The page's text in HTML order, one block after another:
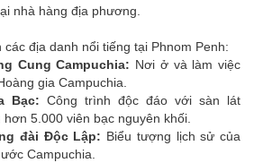
nhà hàng địa phương.
các địa danh nổi tiếng tại Phnom Penh:
Cung Campuchia: Nơi ở và làm việc
gia Campuchia.
Bạc: Công trình độc đáo với sàn lát
hơn 5.000 viên bạc nguyên khối.
đài Độc Lập: Biểu tượng lịch sử của
Campuchia.